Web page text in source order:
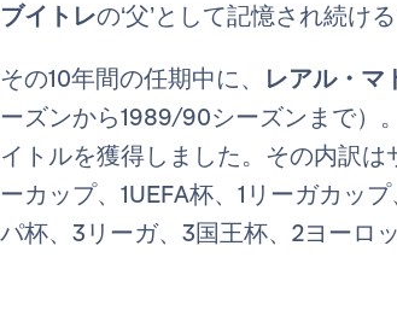
ブイトレの‘父’として記憶され続け
その10年間の任期中に、 レアル・マ
ーズンから1989/90シーズンまで）。
イトルを獲得しました。その内訳
ーカップ、1UEFA杯、1リーガカッ
パ杯、3リーガ、3国王杯、2ヨーロ